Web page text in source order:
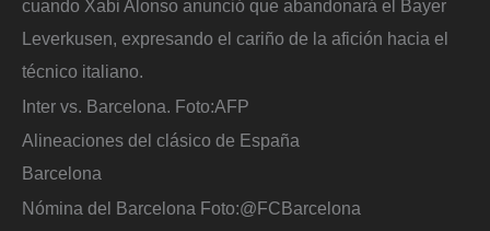
cuando Xabi Alonso anunció que abandonará el Bayer
Leverkusen, expresando el cariño de la afición hacia el
técnico italiano.
Inter vs. Barcelona. Foto:AFP
Alineaciones del clásico de España
Barcelona
Nómina del Barcelona Foto:@FCBarcelona